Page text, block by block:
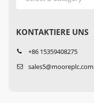
KONTAKTIERE UNS
+86 15359408275
sales5@mooreplc.com